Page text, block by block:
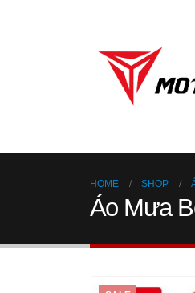
HOME SHOP
Áo Mưa